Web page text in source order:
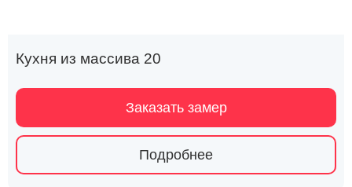
Кухня из массива 20
Заказать замер
Подробнее